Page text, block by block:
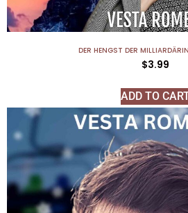
DER HENGST DER
$3.99
ADD TO